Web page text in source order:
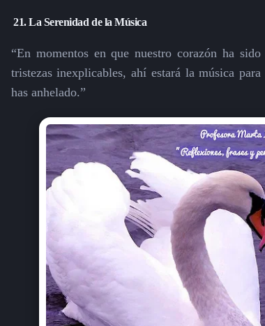
21. La Serenidad de la Música
“En momentos en que nuestro corazón ha
tristezas inexplicables, ahí estará la música
has anhelado.”